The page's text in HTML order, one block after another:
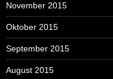
November 2015
Oktober 2015
September 2015
August 2015